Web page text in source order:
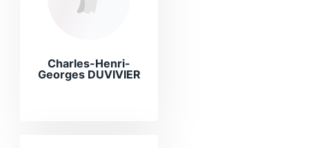
Charles-Henri-
Georges DUVIVIER